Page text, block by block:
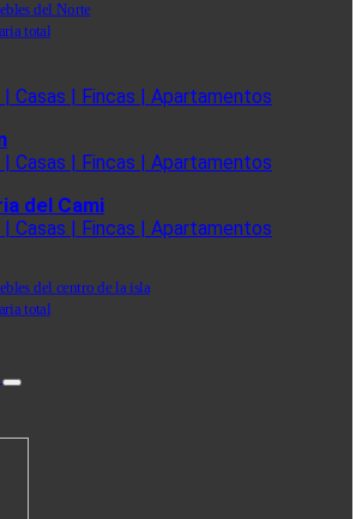
del Norte
total
| Casas | Fincas | Apartamentos
| Casas | Fincas | Apartamentos
del Cami
| Casas | Fincas | Apartamentos
del centro de la isla
total